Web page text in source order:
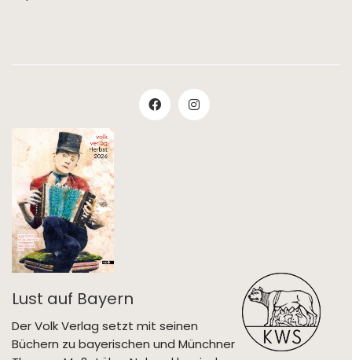
Lust auf Bayern
Der Volk Verlag setzt mit seinen
Büchern zu bayerischen und Münchner